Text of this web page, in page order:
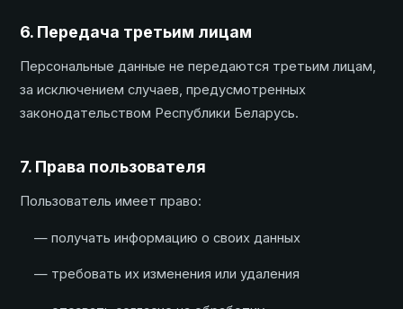
6. Передача третьим лицам
Персональные данные не передаются третьим лицам,
за исключением случаев, предусмотренных
законодательством Республики Беларусь.
7. Права пользователя
Пользователь имеет право:
— получать информацию о своих данных
— требовать их изменения или удаления